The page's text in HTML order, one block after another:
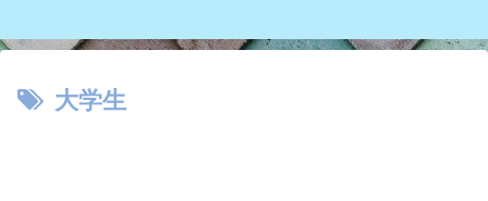
大学生